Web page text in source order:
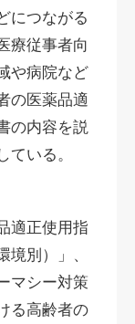
につながる
療従事者向
や病院など
の医薬品適
の内容を説
ている。
適正使用指
別）」、
マシー対策
る高齢者の